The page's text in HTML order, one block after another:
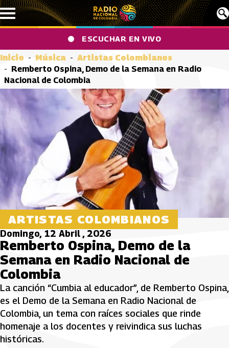
Pasar al contenido principal
ESCUCHAR EN VIVO
Inicio Música
Artistas Colombianos
Remberto Ospina, Demo de la Semana en Radio
Nacional de Colombia
ARTISTAS COLOMBIANOS
Domingo, 12 Abril , 2026
Remberto Ospina, Demo de la
Semana en Radio Nacional de
Colombia
La canción “Cumbia al educador”, de Remberto Ospina,
es el Demo de la Semana en Radio Nacional de
Colombia, un tema con raíces sociales que rinde
homenaje a los docentes y reivindica sus luchas
históricas.